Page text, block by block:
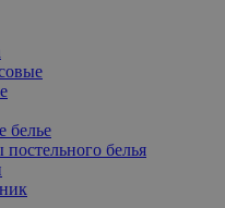
белье
белья